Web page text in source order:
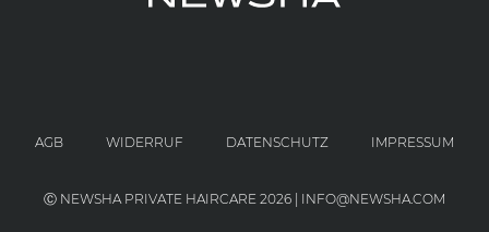
Ⓒ NEWSHA PRIVATE HAIRCARE 2026 | INFO@NEWSHA.COM
AGB WIDERRUF DATENSCHUTZ IMPRESSUM